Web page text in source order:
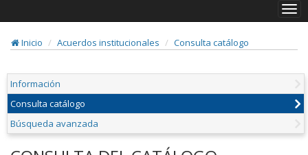
Inicio
Acuerdos institucionales Consulta catálogo
Información
Consulta catálogo
Búsqueda avanzada